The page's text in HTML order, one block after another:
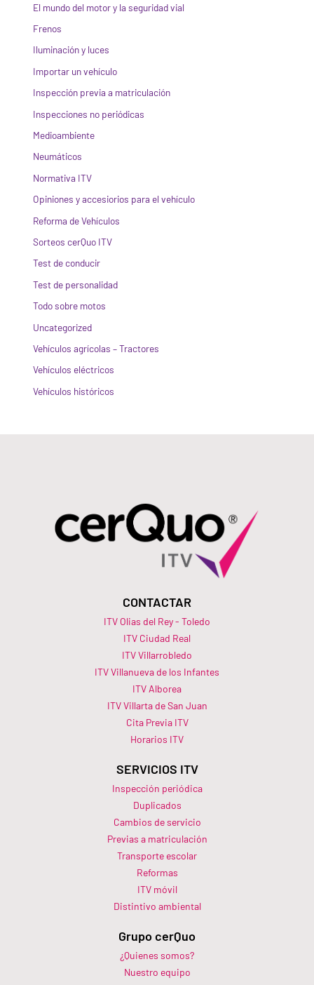
El mundo del motor y la seguridad vial
Frenos
Iluminación y luces
Importar un vehículo
Inspección previa a matriculación
Inspecciones no periódicas
Medioambiente
Neumáticos
Normativa ITV
Opiniones y accesiorios para el vehículo
Reforma de Vehículos
Sorteos cerQuo ITV
Test de conducir
Test de personalidad
Todo sobre motos
Uncategorized
Vehículos agrícolas – Tractores
Vehículos eléctricos
Vehículos históricos
CONTACTAR
ITV Olias del Rey - Toledo
ITV Ciudad Real
ITV Villarrobledo
ITV Villanueva de los Infantes
ITV Alborea
ITV Villarta de San Juan
Cita Previa ITV
Horarios ITV​
SERVICIOS ITV
Inspección periódica
Duplicados
Cambios de servicio
Previas a matriculación
Transporte escolar
Reformas
ITV móvil
Distintivo ambiental
Grupo cerQuo
¿Quienes somos?
Nuestro equipo